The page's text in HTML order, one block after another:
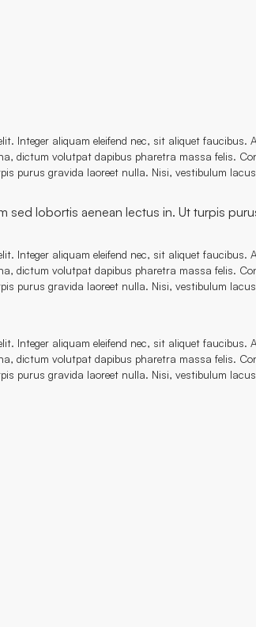
Integer aliquam eleifend nec, sit aliquet
dictum volutpat dapibus pharetra massa felis.
purus gravida laoreet nulla. Nisi, vestibulum
lobortis aenean lectus in. Ut turpis
Integer aliquam eleifend nec, sit aliquet
dictum volutpat dapibus pharetra massa felis.
purus gravida laoreet nulla. Nisi, vestibulum
Integer aliquam eleifend nec, sit aliquet
dictum volutpat dapibus pharetra massa felis.
purus gravida laoreet nulla. Nisi, vestibulum